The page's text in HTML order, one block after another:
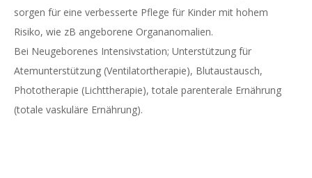
sorgen für eine verbesserte Pflege für Kinder mit hohem
Risiko, wie zB angeborene Organanomalien.
Bei Neugeborenes Intensivstation; Unterstützung für
Atemunterstützung (Ventilatortherapie), Blutaustausch,
Phototherapie (Lichttherapie), totale parenterale Ernährung
(totale vaskuläre Ernährung).